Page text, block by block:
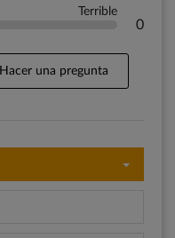
Terrible
0
Hacer una pregunta